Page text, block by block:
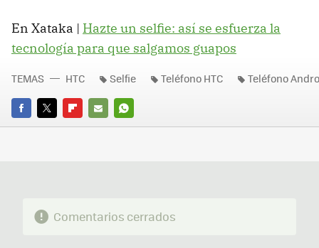
En Xataka | Hazte un selfie: así se esfuerza la
tecnología para que salgamos guapos
FACEBOOK
TWITTERFLIPBOARD
E-
WHATSAPP
TEMAS HTC Selfie Teléfono HTC Teléfono
Comentarios cerrados